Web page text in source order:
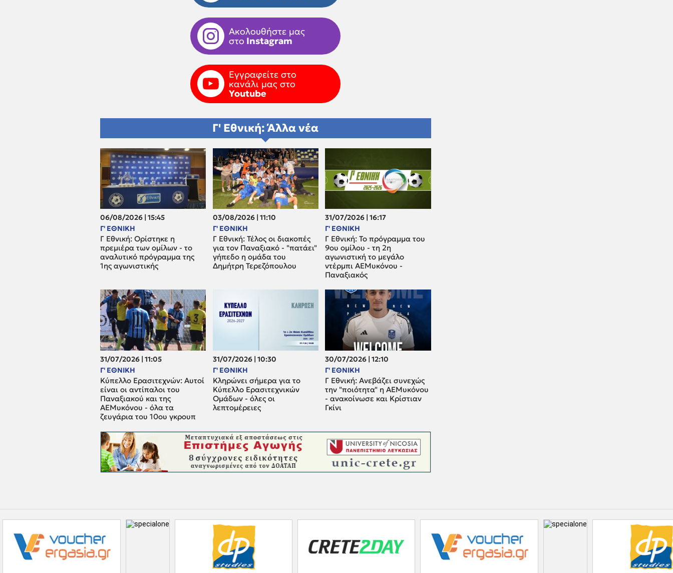
Ακολουθήστε μας
στο Instagram
Εγγραφείτε στο
κανάλι μας στο
Youtube
Γ' Εθνική: Άλλα νέα
06/08/2026 | 15:45
Γ' ΕΘΝΙΚΗ
Γ Εθνική: Ορίστηκε η
πρεμιέρα των ομίλων - το
αναλυτικό πρόγραμμα της
1ης αγωνιστικής
03/08/2026 | 11:10
Γ' ΕΘΝΙΚΗ
Γ Εθνική: Τέλος οι διακοπές
για τον Παναξιακό - "πατάει"
γήπεδο η ομάδα του
Δημήτρη Τερεζόπουλου
31/07/2026 | 16:17
Γ' ΕΘΝΙΚΗ
Γ Εθνική: Το πρόγραμμα του
9ου ομίλου - τη 2η
αγωνιστική το μεγάλο
ντέρμπι ΑΕΜυκόνου -
Παναξιακός
31/07/2026 | 11:05
Γ' ΕΘΝΙΚΗ
Κύπελλο Ερασιτεχνών: Αυτοί
είναι οι αντίπαλοι του
Παναξιακού και της
ΑΕΜυκόνου - όλα τα
ζευγάρια του 10ου γκρουπ
31/07/2026 | 10:30
Γ' ΕΘΝΙΚΗ
Κληρώνει σήμερα για το
Κύπελλο Ερασιτεχνικών
Ομάδων - όλες οι
λεπτομέρειες
30/07/2026 | 12:10
Γ' ΕΘΝΙΚΗ
Γ Εθνική: Ανεβάζει συνεχώς
την "ποιότητα" η ΑΕΜυκόνου
- ανακοίνωσε και Κρίστιαν
Γκίνι